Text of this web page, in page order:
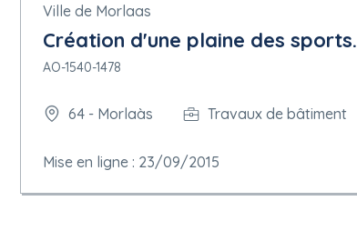
Ville de Morlaas
Création d'une plaine des
AO-1540-1478
64 - Morlaàs Travaux de bâtiment
Mise en ligne : 23/09/2015